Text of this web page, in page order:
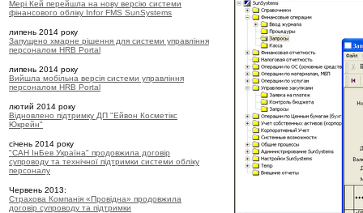
Мері Кей перейшла на нову версію системи
фінансового обліку Infor FMS SunSystems
липень 2014 року
Запущено хмарне рішення для системи управління
персоналом HRB Portal
липень 2014 року
Вийшла мобільна версія системи управління
персоналом HRB Portal
лютий 2014 року
Відновлено підтримку ДП "Ейвон Косметікс
Юкрейн"
січень 2014 року
"САН ІнБев Україна" продовжила договір
супроводу та технічної підтримки системи обліку
персоналу
Червень 2013:
Страхова Компанія «Провідна» продовжила
договір супроводу та підтримки